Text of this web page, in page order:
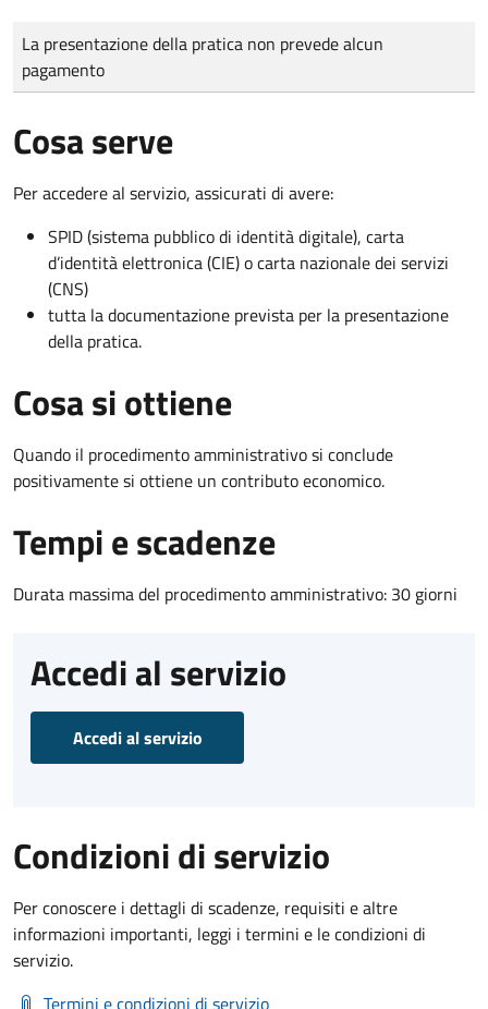
Tipo di pagamento
Importo
La presentazione della pratica non prevede alcun
pagamento
Cosa serve
Per accedere al servizio, assicurati di avere:
SPID (sistema pubblico di identità digitale), carta
d’identità elettronica (CIE) o carta nazionale dei servizi
(CNS)
tutta la documentazione prevista per la presentazione
della pratica.
Cosa si ottiene
Quando il procedimento amministrativo si conclude
positivamente si ottiene un contributo economico.
Tempi e scadenze
Durata massima del procedimento amministrativo: 30 giorni
Accedi al servizio
Accedi al servizio
Condizioni di servizio
Per conoscere i dettagli di scadenze, requisiti e altre
informazioni importanti, leggi i termini e le condizioni di
servizio.
Termini e condizioni di servizio